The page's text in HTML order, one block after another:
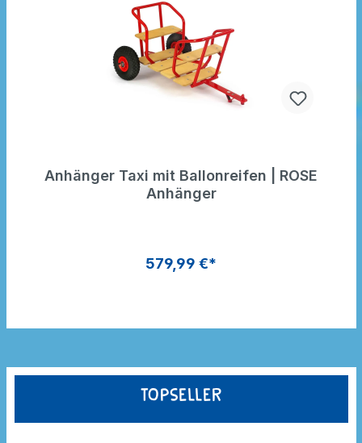
Topseller
Anhänger Taxi mit Ballonreifen | ROSE
Anhänger
579,99 €*